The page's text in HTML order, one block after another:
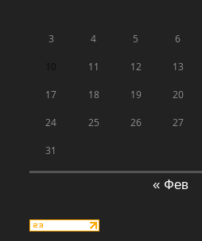
3 4 5 6
11 12 13
17 18 19 20
24 25 26 27
31
« Фев